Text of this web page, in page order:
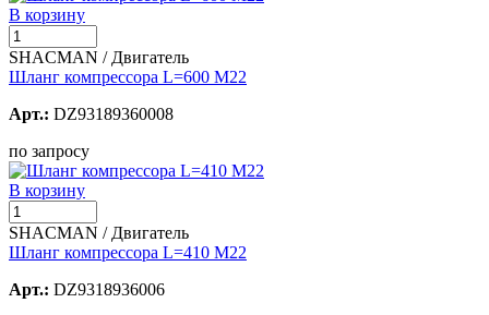
В корзину
SHACMAN / Двигатель
Шланг компрессора L=600 M22
Арт.: DZ93189360008
по запросу
В корзину
SHACMAN / Двигатель
Шланг компрессора L=410 M22
Арт.: DZ9318936006